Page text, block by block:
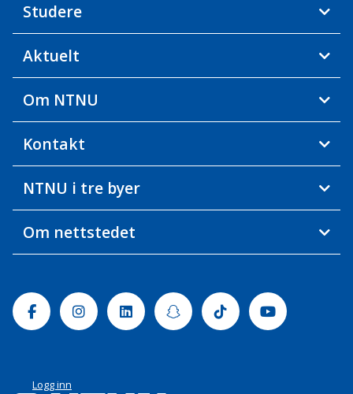
Studere
Aktuelt
Om NTNU
Kontakt
NTNU i tre byer
Om nettstedet
FacebookInstagramLinkedinSnapchatTiktok Youtube
Logg inn